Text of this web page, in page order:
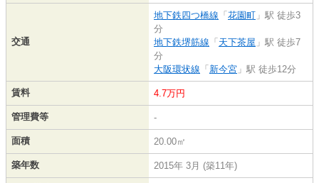
交通
地下鉄四つ橋線 「 花園町 」駅 徒歩3
分
地下鉄堺筋線 「 天下茶屋 」駅 徒歩7
分
大阪環状線 「 新今宮 」駅 徒歩12分
賃料 4.7万円
管理費等 -
面積 20.00㎡
築年数 2015年 3月 (築11年)